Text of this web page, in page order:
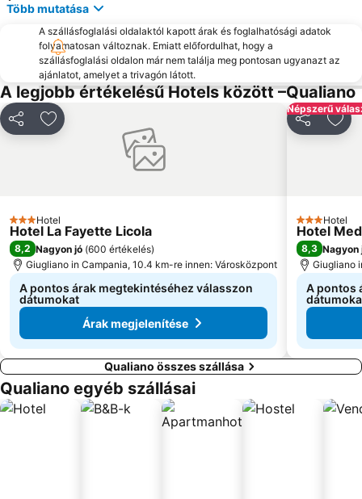
Giardini Poseidon
Duomo di San Gennaro
Porto
Da Michele
Poggioreale
Spiaggia della Chiaia
Dei Maronti
Trenino Sorrento
Marina del Cantone
Porto di Sorrento
Blue Grotto
Több mutatása
A szállásfoglalási oldalaktól kapott árak és foglalhatósági adatok
folyamatosan változnak. Emiatt előfordulhat, hogy a
szállásfoglalási oldalon már nem találja meg pontosan ugyanazt az
ajánlatot, amelyet a trivagón látott.
A legjobb értékelésű Hotels között –Qualiano
MegosztásHozzáadás a kedvencekhez
3 Kategória
Hotel
Hotel La Fayette Licola
8,2 Nagyon jó (600 értékelés)
Giugliano in Campania, 10.4 km-re innen: Városközpont
A pontos árak megtekintéséhez válasszon
dátumokat
Árak megjelenítése
Népszerű
Megosztás
3 Kategória
Hotel
Hotel
8,3 Nagyon
Giugliano
A pontos
Qualiano összes szállása
Qualiano egyéb szállásai